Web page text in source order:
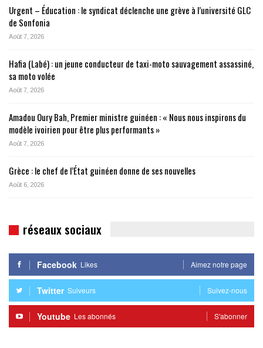
Urgent – Éducation : le syndicat déclenche une grève à l’université GLC
de Sonfonia
Août 7, 2026
Hafia (Labé) : un jeune conducteur de taxi-moto sauvagement assassiné,
sa moto volée
Août 7, 2026
Amadou Oury Bah, Premier ministre guinéen : « Nous nous inspirons du
modèle ivoirien pour être plus performants »
Août 7, 2026
Grèce : le chef de l’État guinéen donne de ses nouvelles
Août 6, 2026
réseaux sociaux
Facebook Likes Aimez notre page
Twitter Suiveurs Suivez-nous
Youtube Les abonnés S'abonner